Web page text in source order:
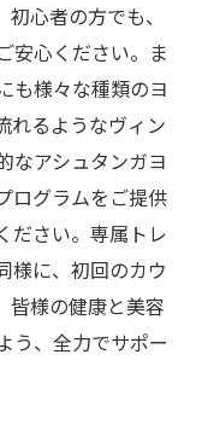
心者の方でも、
安心ください。ま
も様々な種類のヨ
れるようなヴィン
なアシュタンガヨ
ログラムをご提供
ださい。専属トレ
様に、初回のカウ
皆様の健康と美容
う、全力でサポー